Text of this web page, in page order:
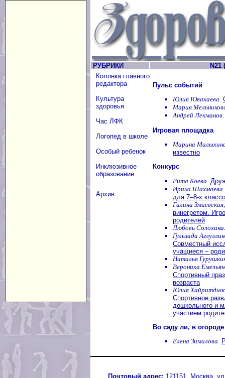
РУБРИКИ
N21
Колонка главного
редактора
Культура
здоровья
Час ЛФК
Логопед в школе
Особый ребенок
Инклюзивное
образование
Архив
Пульс событий
Юлия Ювакаева.
Мария
Андрей Лекманов.
Игровая площадка
Марина
известно
Конкурс
Рита Коева.
Ирина Шахмаева.
для 7–8-х
Галина
винегретом.
родителей
Любовь Солохина.
Гульзада
Совместный
учащиеся –
Наталья
Вероника
Спортивный
возраста
Юлия
Спортивное
дошкольного и
участием
Во саду ли, в огороде
Елена Зимилова.
Почтовый адрес: 121151, Москва,